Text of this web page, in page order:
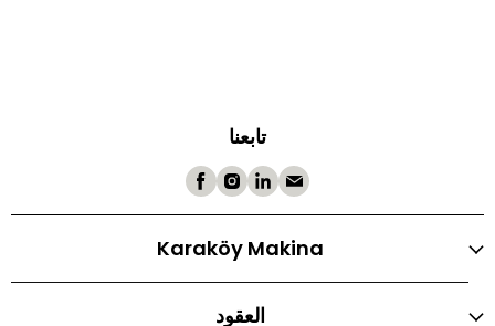
تابعنا
Karaköy Makina
العقود